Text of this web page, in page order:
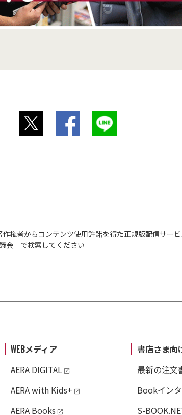
権者からコンテンツ使用許諾を得た正規版配信サー
会］で検索してください
WEBメディア
AERA DIGITAL
AERA with Kids+
AERA Books
書店さま向
最新の注文
Bookイン
S-